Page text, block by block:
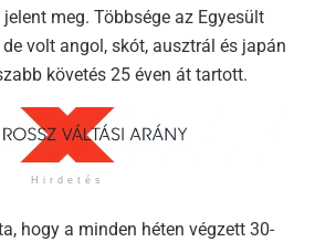
meg. Többsége az Egyesült
volt angol, skót, ausztrál és japán
követés 25 éven át tartott.
Hirdetés
hogy a minden héten végzett 30-